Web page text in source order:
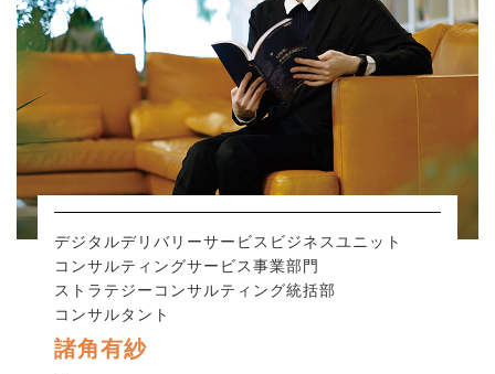
デジタルデリバリーサービスビジネスユニット
コンサルティングサービス事業部門
ストラテジーコンサルティング統括部
コンサルタント
諸角有紗